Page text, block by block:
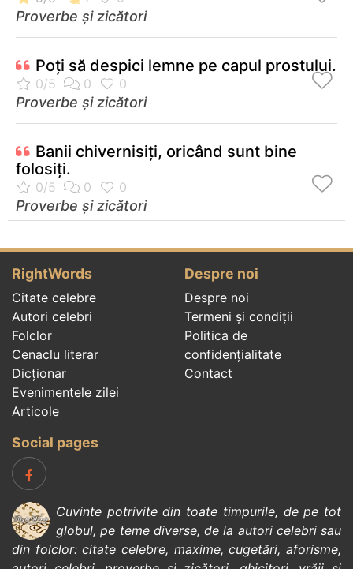
Proverbe și zicători
Poţi să despici lemne pe capul prostului.
Proverbe și zicători
Banii chivernisiţi, oricând sunt bine
folosiţi.
Proverbe și zicători
RightWords
Citate celebre
Autori celebri
Folclor
Cenaclu literar
Dicționar
Evenimentele zilei
Articole
Despre noi
Despre noi
Termeni și condiții
Politica de
confidenţialitate
Contact
Social pages
Cuvinte potrivite din toate timpurile, de pe tot
globul, pe teme diverse, de la autori celebrisau
din folclor:citate celebre, maxime,cugetări,aforisme,